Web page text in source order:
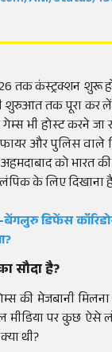
तक कंस्ट्रक्शन शुरू
शुरुआत तक पूरा कर
भी होस्ट करने जा
और पुलिस वाले
को भारत की
के लिए दिखाना
डिफेंस
सौदा है?
की मेजबानी मिलना
मीडिया पर कुछ ऐसे
थी?